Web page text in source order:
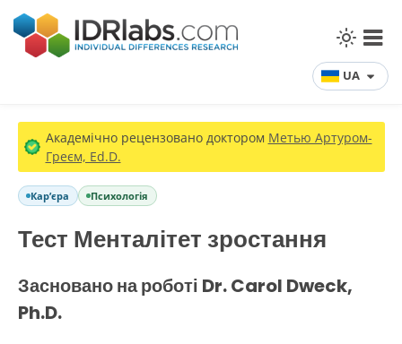
UA
Академічно рецензовано доктором Метью Артуром-
Греєм, Ed.D.
Кар’єра Психологія
Тест Менталітет зростання
Засновано на роботі Dr. Carol Dweck,
Ph.D.